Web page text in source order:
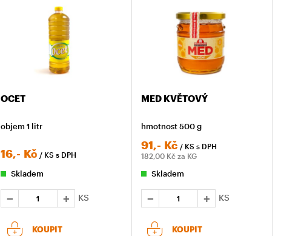
OCET
objem 1 litr
16,- Kč / KSs DPH
Skladem
KS
KOUPIT
MED KVĚTOVÝ
hmotnost 500 g
91,- Kč / KSs DPH
182,00 Kč za KG
Skladem
KS
KOUPIT